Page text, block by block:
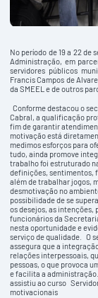
No período de 19 a 22 de
Administração, em
servidores públicos
Francis Campos de
da SMEEL e de outros
Conforme destacou o
Cabral, a qualificação
fim de garantir
motivação está
medimos esforços para
tudo, ainda promove
trabalho foi estruturado
definições, sentimentos,
além de trabalhar jogos,
desmotivação no
possibilidade de se
os desejos, as
funcionários da
nesta oportunidade e
serviço de qualidade. O
assegura que a
relações interpessoais,
pessoas, o que provoca
e facilita a
assistiu ao curso
motivacionais